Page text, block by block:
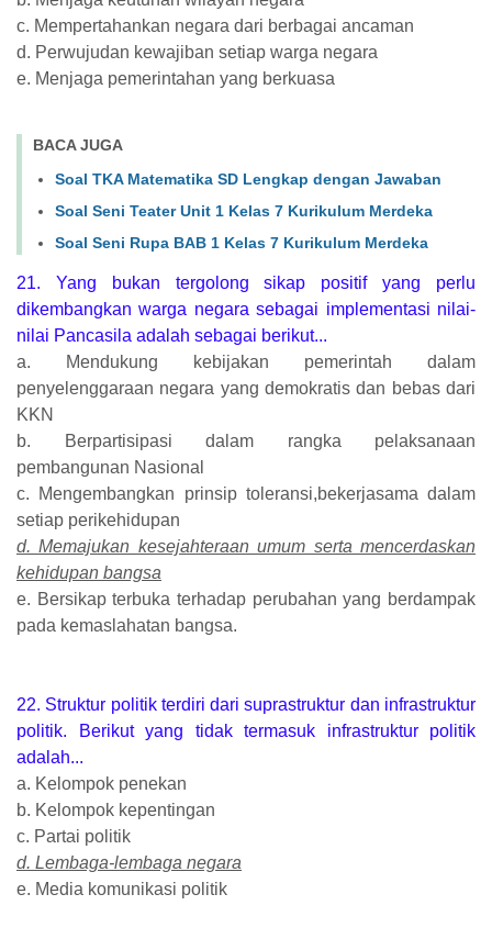
c. Mempertahankan negara dari berbagai ancaman
d. Perwujudan kewajiban setiap warga negara
e. Menjaga pemerintahan yang berkuasa
BACA JUGA
Soal TKA Matematika SD Lengkap dengan Jawaban
Soal Seni Teater Unit 1 Kelas 7 Kurikulum Merdeka
Soal Seni Rupa BAB 1 Kelas 7 Kurikulum Merdeka
21. Yang bukan tergolong sikap positif yang perlu
dikembangkan warga negara sebagai implementasi nilai-
nilai Pancasila adalah sebagai berikut...
a. Mendukung kebijakan pemerintah dalam
penyelenggaraan negara yang demokratis dan bebas dari
KKN
b. Berpartisipasi dalam rangka pelaksanaan
pembangunan Nasional
c. Mengembangkan prinsip toleransi,bekerjasama dalam
setiap perikehidupan
d. Memajukan kesejahteraan umum serta mencerdaskan
kehidupan bangsa
e. Bersikap terbuka terhadap perubahan yang berdampak
pada kemaslahatan bangsa.
22. Struktur politik terdiri dari suprastruktur dan infrastruktur
politik. Berikut yang tidak termasuk infrastruktur politik
adalah...
a. Kelompok penekan
b. Kelompok kepentingan
c. Partai politik
d. Lembaga-lembaga negara
e. Media komunikasi politik